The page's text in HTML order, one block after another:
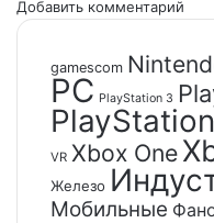
Добавить комментарий
gamescom
PC PlayStation 3
VR Xbox One
Железо
Мобильные